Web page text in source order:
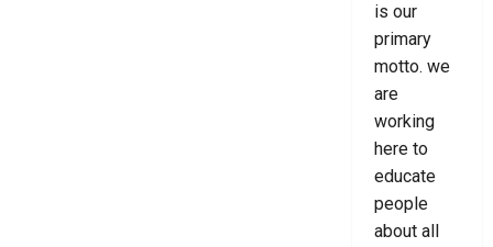
is our
primary
motto. we
are
working
here to
educate
people
about all